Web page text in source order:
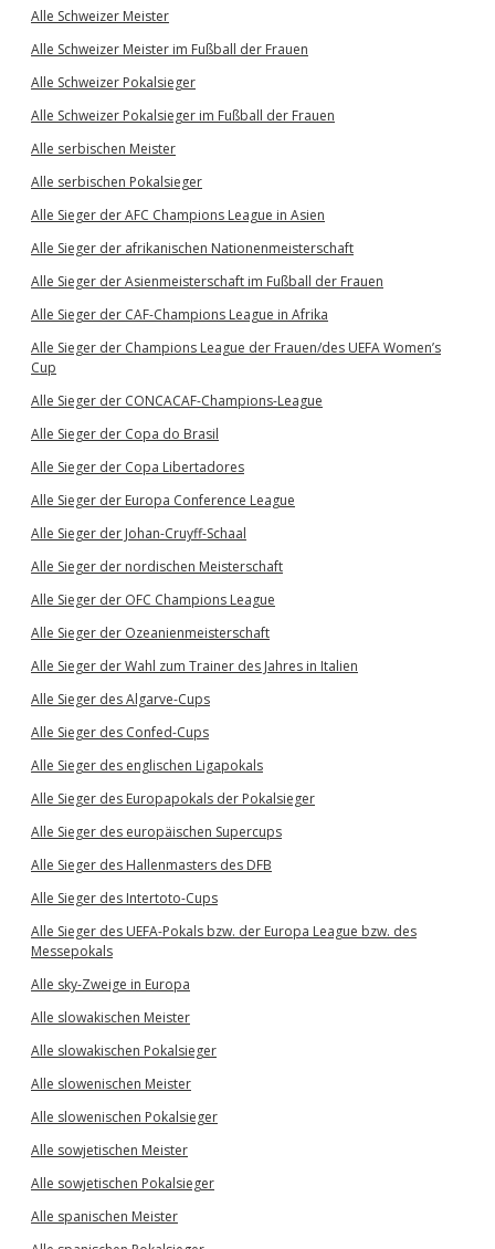
Alle Schweizer Meister
Alle Schweizer Meister im Fußball der Frauen
Alle Schweizer Pokalsieger
Alle Schweizer Pokalsieger im Fußball der Frauen
Alle serbischen Meister
Alle serbischen Pokalsieger
Alle Sieger der AFC Champions League in Asien
Alle Sieger der afrikanischen Nationenmeisterschaft
Alle Sieger der Asienmeisterschaft im Fußball der Frauen
Alle Sieger der CAF-Champions League in Afrika
Alle Sieger der Champions League der Frauen/des UEFA Women’s
Cup
Alle Sieger der CONCACAF-Champions-League
Alle Sieger der Copa do Brasil
Alle Sieger der Copa Libertadores
Alle Sieger der Europa Conference League
Alle Sieger der Johan-Cruyff-Schaal
Alle Sieger der nordischen Meisterschaft
Alle Sieger der OFC Champions League
Alle Sieger der Ozeanienmeisterschaft
Alle Sieger der Wahl zum Trainer des Jahres in Italien
Alle Sieger des Algarve-Cups
Alle Sieger des Confed-Cups
Alle Sieger des englischen Ligapokals
Alle Sieger des Europapokals der Pokalsieger
Alle Sieger des europäischen Supercups
Alle Sieger des Hallenmasters des DFB
Alle Sieger des Intertoto-Cups
Alle Sieger des UEFA-Pokals bzw. der Europa League bzw. des
Messepokals
Alle sky-Zweige in Europa
Alle slowakischen Meister
Alle slowakischen Pokalsieger
Alle slowenischen Meister
Alle slowenischen Pokalsieger
Alle sowjetischen Meister
Alle sowjetischen Pokalsieger
Alle spanischen Meister